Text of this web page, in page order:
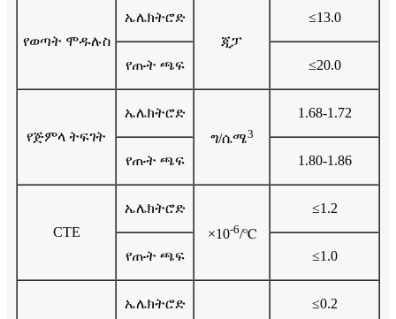
የወጣት ሞዱሉስ
ኤሌክትሮድ
ጂፓ
≤13.0
የጡት ጫፍ ≤20.0
የጅምላ ትፍገት
ኤሌክትሮድ
ግ/ሴሜ3
1.68-1.72
የጡት ጫፍ 1.80-1.86
CTE
ኤሌክትሮድ
×10-6/℃
≤1.2
የጡት ጫፍ ≤1.0
ኤሌክትሮድ
≤0.2